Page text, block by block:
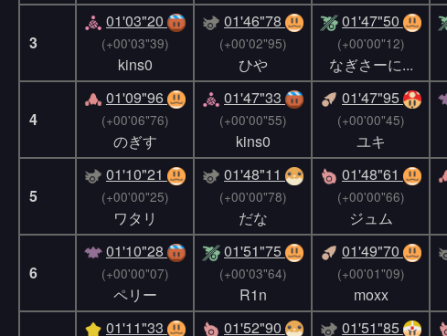
3
01'03"20
(+00'03"39)
kins0
01'46"78
(+00'02"95)
ひや
01'47"50
(+00'00"12)
なぎさーに...
4
01'09"96
(+00'06"76)
のぎす
01'47"33
(+00'00"55)
kins0
01'47"95
(+00'00"45)
ユキ
5
01'10"21
(+00'00"25)
ワタリ
01'48"11
(+00'00"78)
だな
01'48"61
(+00'00"66)
ジュム
6
01'10"28
(+00'00"07)
ペリー
01'51"75
(+00'03"64)
R1n
01'49"70
(+00'01"09)
moxx
01'11"33
01'52"90 01'51"85